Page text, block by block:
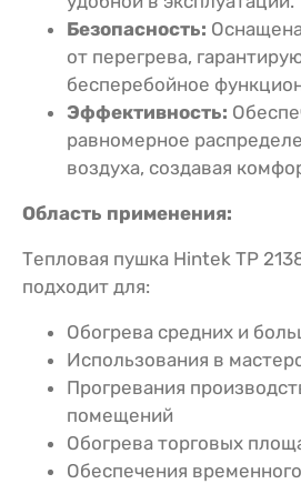
Безопасность:
от перегрева,
бесперебойное
Эффективность:
равномерное
воздуха, создавая
Область применения:
Тепловая пушка Hintek TP
подходит для:
Обогрева средних и
Использования в
Прогревания
помещений
Обогрева торговых
Обеспечения